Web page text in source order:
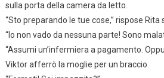
sulla porta della camera da letto.
“Sto preparando le tue cose,” rispose
“Io non vado da nessuna parte! Sono
“Assumi un’infermiera a pagamento.
Viktor afferrò la moglie per un braccio.